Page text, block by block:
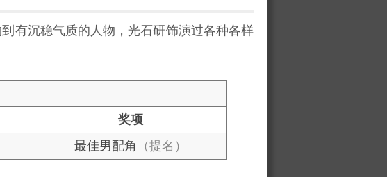
有沉稳气质的人物，光石研饰演过各种各样
奖项
最佳男配角 （提名）